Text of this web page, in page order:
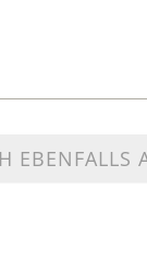
EBENFALLS